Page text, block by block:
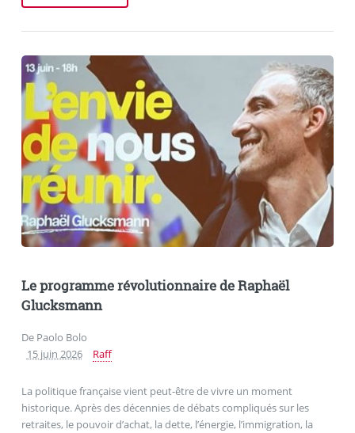
Le programme révolutionnaire de Raphaël
Glucksmann
De Paolo Bolo
15 juin 2026
Raff
La politique française vient peut-être de vivre un moment
historique. Après des décennies de débats compliqués sur les
retraites, le pouvoir d’achat, la dette, l’énergie, l’immigration, la